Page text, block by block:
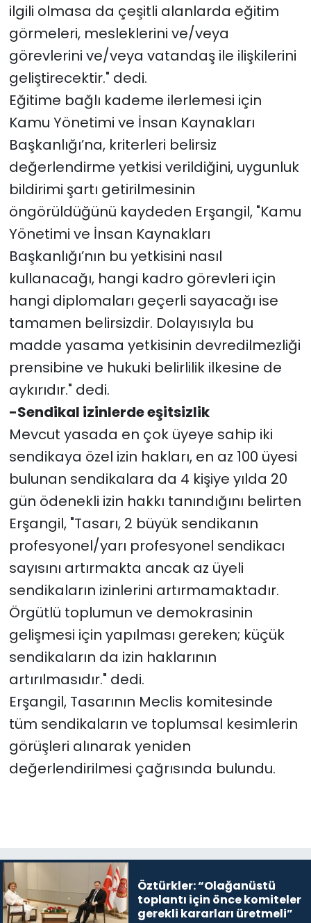
ilgili olmasa da çeşitli alanlarda eğitim
görmeleri, mesleklerini ve/veya
görevlerini ve/veya vatandaş ile ilişkilerini
geliştirecektir." dedi.
Eğitime bağlı kademe ilerlemesi için
Kamu Yönetimi ve İnsan Kaynakları
Başkanlığı’na, kriterleri belirsiz
değerlendirme yetkisi verildiğini, uygunluk
bildirimi şartı getirilmesinin
öngörüldüğünü kaydeden Erşangil, "Kamu
Yönetimi ve İnsan Kaynakları
Başkanlığı’nın bu yetkisini nasıl
kullanacağı, hangi kadro görevleri için
hangi diplomaları geçerli sayacağı ise
tamamen belirsizdir. Dolayısıyla bu
madde yasama yetkisinin devredilmezliği
prensibine ve hukuki belirlilik ilkesine de
aykırıdır." dedi.
-Sendikal izinlerde eşitsizlik
Mevcut yasada en çok üyeye sahip iki
sendikaya özel izin hakları, en az 100 üyesi
bulunan sendikalara da 4 kişiye yılda 20
gün ödenekli izin hakkı tanındığını belirten
Erşangil, "Tasarı, 2 büyük sendikanın
profesyonel/yarı profesyonel sendikacı
sayısını artırmakta ancak az üyeli
sendikaların izinlerini artırmamaktadır.
Örgütlü toplumun ve demokrasinin
gelişmesi için yapılması gereken; küçük
sendikaların da izin haklarının
artırılmasıdır." dedi.
Erşangil, Tasarının Meclis komitesinde
tüm sendikaların ve toplumsal kesimlerin
görüşleri alınarak yeniden
değerlendirilmesi çağrısında bulundu.
Öztürkler: “Olağanüstü
toplantı için önce komiteler
gerekli kararları üretmeli”